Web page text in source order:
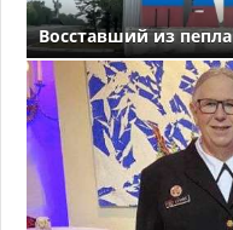
Восставший из пепла